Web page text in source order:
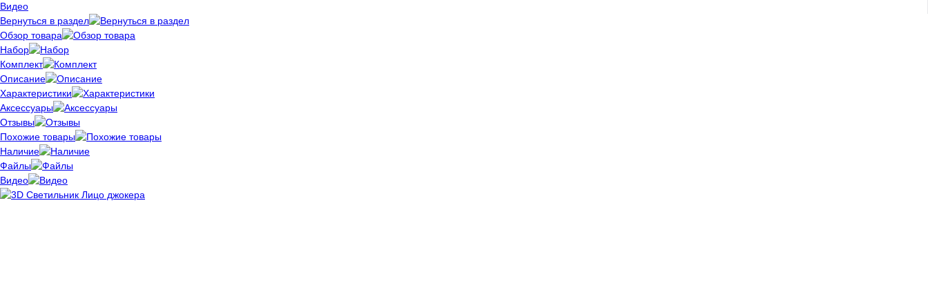
Видео
Вернуться в раздел
Обзор товара
Набор
Комплект
Описание
Характеристики
Аксессуары
Отзывы
Похожие товары
Наличие
Файлы
Видео